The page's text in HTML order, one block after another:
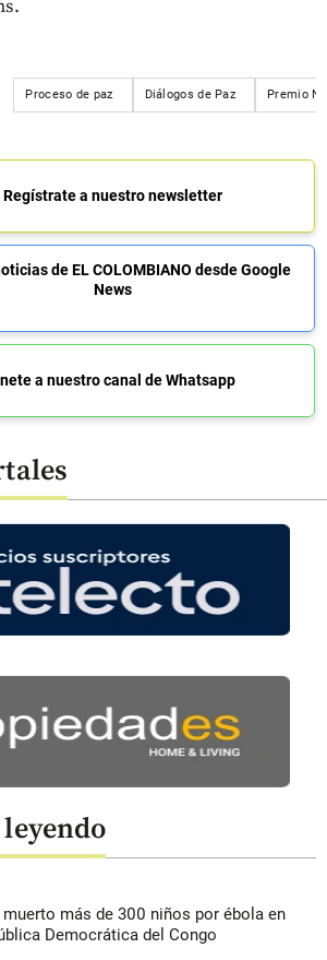
Proceso de paz Diálogos de Paz Premio
Regístrate a nuestro newsletter
de EL COLOMBIANO desde Google
News
a nuestro canal de Whatsapp
muerto más de 300 niños por ébola en
Democrática del Congo